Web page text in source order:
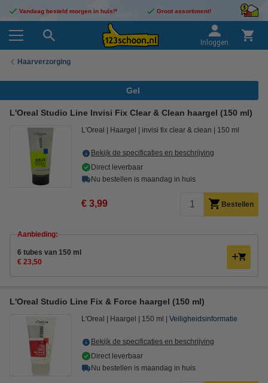
Vandaag besteld morgen in huis!* Groot assortiment!
Inloggen
Haarverzorging
Gel
L'Oreal Studio Line Invisi Fix Clear & Clean haargel (150 ml)
L'Oreal Haargel invisi fix clear & clean 150 ml
Bekijk de specificaties en beschrijving
Direct leverbaar
Nu bestellen is maandag in huis
€ 3,99 Bestellen
Aanbieding:
6 tubes van 150 ml
€ 23,50
L'Oreal Studio Line Fix & Force haargel (150 ml)
L'Oreal Haargel 150 ml Veiligheidsinformatie
Bekijk de specificaties en beschrijving
Direct leverbaar
Nu bestellen is maandag in huis